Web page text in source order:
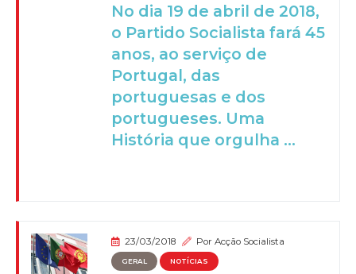
No dia 19 de abril de 2018,
o Partido Socialista fará 45
anos, ao serviço de
Portugal, das
portuguesas e dos
portugueses. Uma
História que orgulha ...
23/03/2018 PorAcção Socialista
GERAL NOTÍCIAS